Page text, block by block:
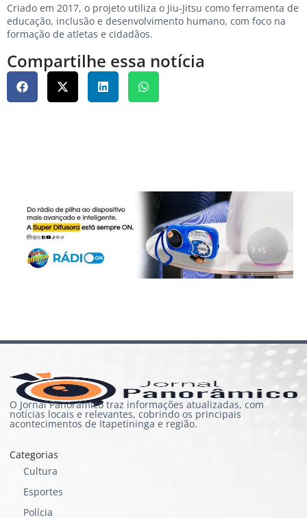
Criado em 2017, o projeto utiliza o Jiu-Jitsu como ferramenta de
educação, inclusão e desenvolvimento humano, com foco na
formação de atletas e cidadãos.
Compartilhe essa notícia
O Jornal Panorâmico traz informações atualizadas, com
notícias locais e relevantes, cobrindo os principais
acontecimentos de Itapetininga e região.
Categorias
Cultura
Esportes
Polícia